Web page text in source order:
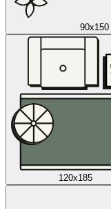
90x150
120x185